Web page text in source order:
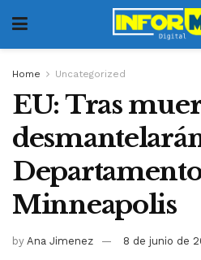
Home Uncategorized
EU: Tras
Minneapolis
by Ana Jimenez 8 de junio de